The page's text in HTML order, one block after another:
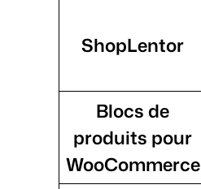
ShopLentor
Blocs de
produits pour
WooCommerce